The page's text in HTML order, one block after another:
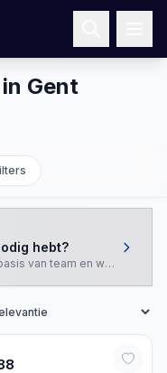
Gent
hebt?
van team en werkstijl.